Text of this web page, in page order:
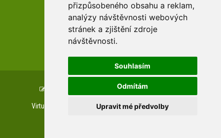
přizpůsobeného obsahu a reklam,
analýzy návštěvnosti webových
stránek a zjištění zdroje
návštěvnosti.
Souhlasím
Odmítám
Upravit mé předvolby
Copyright © www.uspza.cz, created by
Virtuální prohlídky Letecké prohlídky
Web kamera